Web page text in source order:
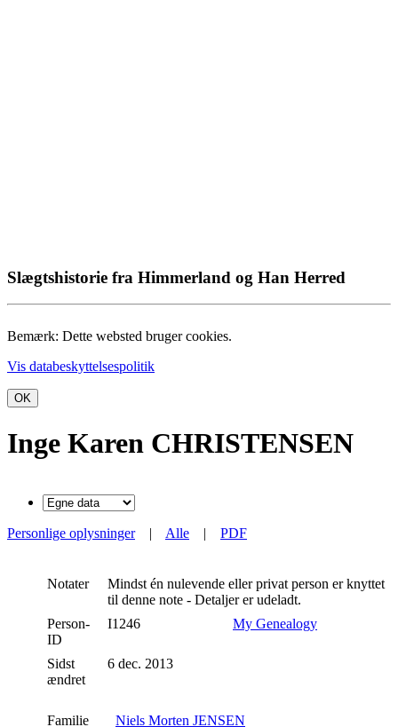
Slægtshistorie fra Himmerland og Han Herred
Bemærk: Dette websted bruger cookies.
Vis databeskyttelsespolitik
OK
Inge Karen CHRISTENSEN
Personlige oplysninger| Alle | PDF
Notater
Mindst én nulevende eller privat person er knyttet
til denne note - Detaljer er udeladt.
Person-
ID
I1246 My Genealogy
Sidst
ændret
6 dec. 2013
Familie Niels Morten JENSEN